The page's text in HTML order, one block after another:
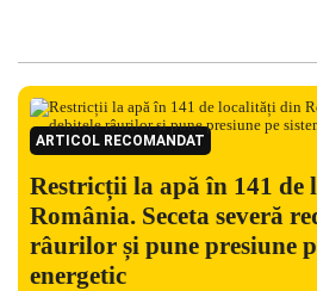
ARTICOL RECOMANDAT
Restricții la apă în 141 de
România. Seceta severă
râurilor și pune presiune
energetic